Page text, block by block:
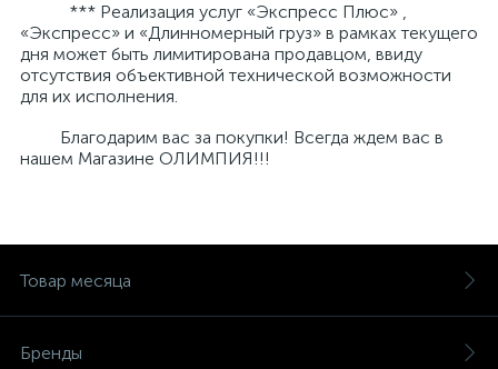
*** Реализация услуг «Экспресс Плюс» ,
«Экспресс» и «Длинномерный груз» в рамках текущего
дня может быть лимитирована продавцом, ввиду
отсутствия объективной технической возможности
для их исполнения.
Благодарим вас за покупки! Всегда ждем вас в
нашем Магазине ОЛИМПИЯ!!!
Товар месяца
Бренды